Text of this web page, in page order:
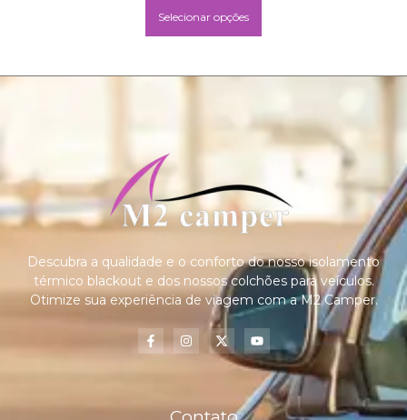
Selecionar opções
Descubra a qualidade e o conforto do nosso isolamento
térmico blackout e dos nossos colchões para veículos.
Otimize sua experiência de viagem com a M2 Camper.